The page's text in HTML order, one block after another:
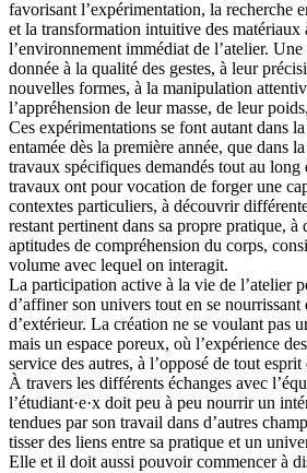
favorisant l’expérimentation, la recherche
et la transformation intuitive des matériaux
l’environnement immédiat de l’atelier.
donnée à la qualité des gestes, à leur
nouvelles formes, à la manipulation
l’appréhension de leur masse, de leur
Ces expérimentations se font autant dans
entamée dès la première année, que dans
travaux spécifiques demandés tout au long
travaux ont pour vocation de forger une
contextes particuliers, à découvrir
restant pertinent dans sa propre pratique, à
aptitudes de compréhension du corps,
volume avec lequel on interagit.
La participation active à la vie de l’atelier
d’affiner son univers tout en se nourrissant
d’extérieur. La création ne se voulant pas
mais un espace poreux, où l’expérience
service des autres, à l’opposé de tout
À travers les différents échanges avec
l’étudiant·e·x doit peu à peu nourrir un
tendues par son travail dans d’autres
tisser des liens entre sa pratique et un
Elle et il doit aussi pouvoir commencer à